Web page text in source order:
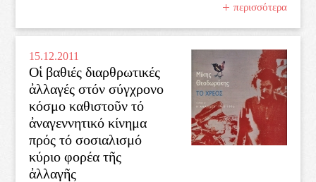
περισσότερα
15.12.2011
Οἱ βαθιές διαρθρωτικές
ἀλλαγές στόν σύγχρονο
κόσμο καθιστοῦν τό
ἀναγεννητικό κίνημα
πρός τό σοσιαλισμό
κύριο φορέα τῆς
ἀλλαγῆς